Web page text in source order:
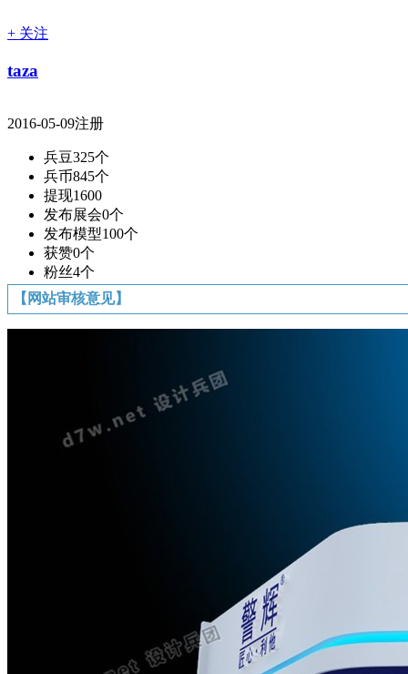
+ 关注
taza
2016-05-09注册
兵豆325个
兵币845个
提现1600
发布展会0个
发布模型100个
获赞0个
粉丝4个
【网站审核意见】